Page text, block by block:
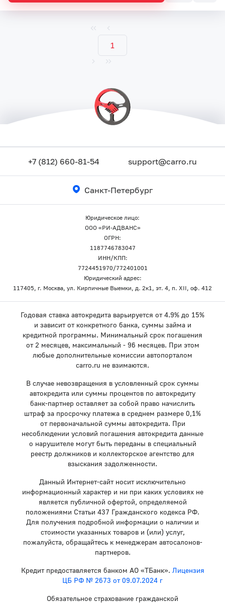
1
+7 (812) 660-81-54 support@carro.ru
Санкт-Петербург
Юридическое лицо:
ООО «РИ-АДВАНС»
ОГРН:
1187746783047
ИНН/КПП:
7724451970/772401001
Юридический адрес:
117405, г. Москва, ул. Кирпичные Выемки, д. 2к1, эт. 4, п. XII, оф. 412
Годовая ставка автокредита варьируется от 4.9% до 15%
и зависит от конкретного банка, суммы займа и
кредитной программы. Минимальный срок погашения
от 2 месяцев, максимальный - 96 месяцев. При этом
любые дополнительные комиссии автопорталом
carro.ru не взимаются.
В случае невозвращения в условленный срок суммы
автокредита или суммы процентов по автокредиту
банк-партнер оставляет за собой право начислить
штраф за просрочку платежа в среднем размере 0,1%
от первоначальной суммы автокредита. При
несоблюдении условий погашения автокредита данные
о нарушителе могут быть переданы в специальный
реестр должников и коллекторское агентство для
взыскания задолженности.
Данный Интернет-сайт носит исключительно
информационный характер и ни при каких условиях не
является публичной офертой, определяемой
положениями Статьи 437 Гражданского кодекса РФ.
Для получения подробной информации о наличии и
стоимости указанных товаров и (или) услуг,
пожалуйста, обращайтесь к менеджерам автосалонов-
партнеров.
Кредит предоставляется банком АО «ТБанк». Лицензия
ЦБ РФ № 2673 от 09.07.2024 г
Обязательное страхование гражданской